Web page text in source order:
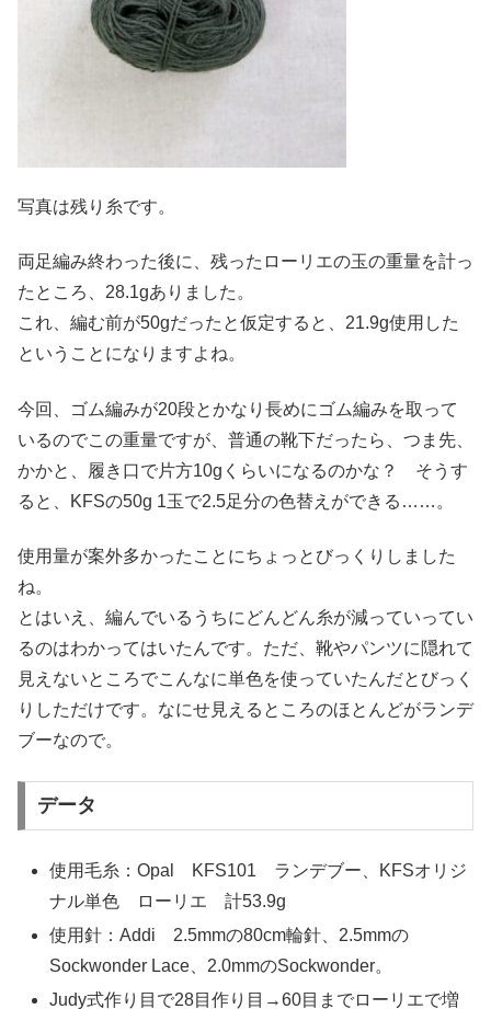
写真は残り糸です。
両足編み終わった後に、残ったローリエの玉の重量を計っ
たところ、28.1gありました。
これ、編む前が50gだったと仮定すると、21.9g使用した
ということになりますよね。
今回、ゴム編みが20段とかなり長めにゴム編みを取って
いるのでこの重量ですが、普通の靴下だったら、つま先、
かかと、履き口で片方10gくらいになるのかな？ そうす
ると、KFSの50g 1玉で2.5足分の色替えができる……。
使用量が案外多かったことにちょっとびっくりしました
ね。
とはいえ、編んでいるうちにどんどん糸が減っていってい
るのはわかってはいたんです。ただ、靴やパンツに隠れて
見えないところでこんなに単色を使っていたんだとびっく
りしただけです。なにせ見えるところのほとんどがランデ
ブーなので。
データ
使用毛糸：Opal KFS101 ランデブー、KFSオリジ
ナル単色 ローリエ 計53.9g
使用針：Addi 2.5mmの80cm輪針、2.5mmの
Sockwonder Lace、2.0mmのSockwonder。
Judy式作り目で28目作り目→60目までローリエで増